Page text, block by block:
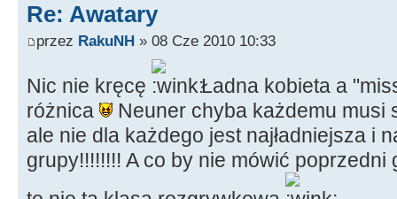
Re: Awatary
przez RakuNH » 08 Cze 2010 10:33
Nic nie kręcę
Ładna kobieta a
różnica
Neuner chyba każdemu musi
ale nie dla każdego jest najładniejsza i
grupy!!!!!!!! A co by nie mówić